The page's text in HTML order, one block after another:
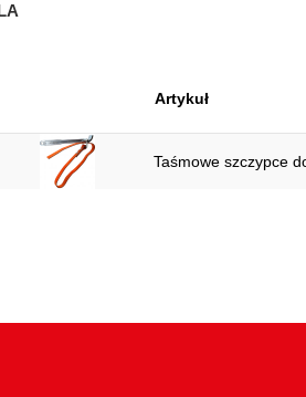
Artykuł
Taśmowe szczypce